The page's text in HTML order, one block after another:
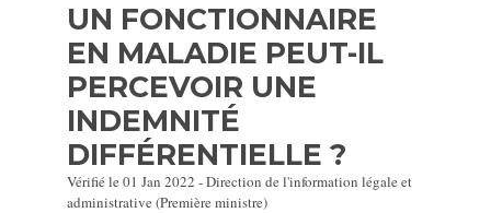
UN FONCTIONNAIRE
EN MALADIE PEUT-IL
PERCEVOIR UNE
INDEMNITÉ
DIFFÉRENTIELLE ?
Vérifié le 01 Jan 2022 - Direction de l'information légale et
administrative (Première ministre)